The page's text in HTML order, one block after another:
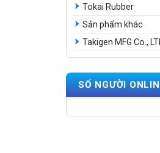
Tokai Rubber
Sản phẩm khác
Takigen MFG Co.,
SỐ NGƯỜI